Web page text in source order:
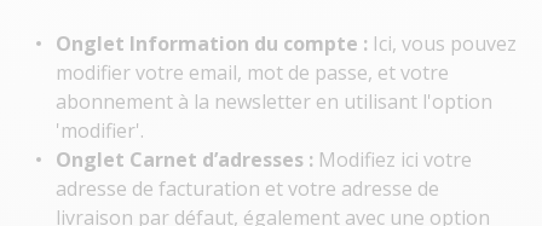
Onglet Information du compte : Ici, vous pouvez
modifier votre email, mot de passe, et votre
abonnement à la newsletter en utilisant l'option
'modifier'.
Onglet Carnet d’adresses : Modifiez ici votre
adresse de facturation et votre adresse de
livraison par défaut, également avec une option